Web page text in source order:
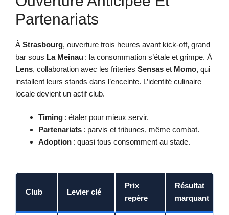
Partenariats
À Strasbourg, ouverture trois heures avant kick-off, grand
bar sous La Meinau : la consommation s’étale et grimpe. À
Lens, collaboration avec les friteries Sensas et Momo, qui
installent leurs stands dans l’enceinte. L’identité culinaire
locale devient un actif club.
Timing : étaler pour mieux servir.
Partenariats : parvis et tribunes, même combat.
Adoption : quasi tous consomment au stade.
Club Levier clé
Prix
repère
Résultat
marquant